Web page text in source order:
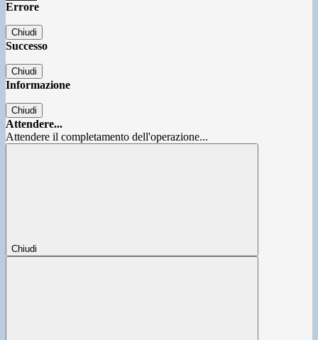
Errore
Chiudi
Successo
Chiudi
Informazione
Chiudi
Attendere...
Attendere il completamento dell'operazione...
Chiudi